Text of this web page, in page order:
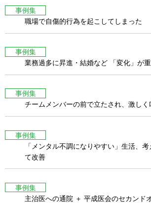
事例集
職場で自傷的行為を起こしてしまった
事例集
業務過多に昇進・結婚など 「変化」が
事例集
チームメンバーの前で立たされ、激しく
事例集
「メンタル不調になりやすい」生活、
て改善
事例集
主治医への通院 ＋ 平成医会のセカンド